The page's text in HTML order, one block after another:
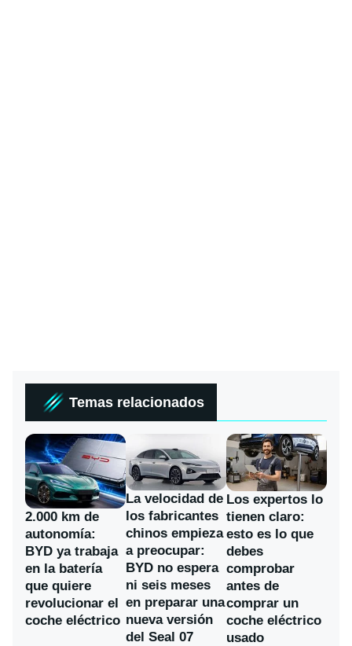
Temas relacionados
2.000 km de
autonomía:
BYD ya trabaja
en la batería
que quiere
revolucionar el
coche eléctrico
La velocidad de
los fabricantes
chinos empieza
a preocupar:
BYD no espera
ni seis meses
en preparar una
nueva versión
del Seal 07
Los expertos lo
tienen claro:
esto es lo que
debes
comprobar
antes de
comprar un
coche eléctrico
usado